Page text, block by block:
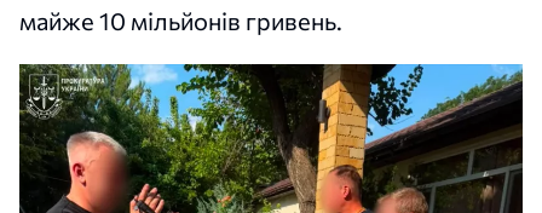
майже 10 мільйонів гривень.